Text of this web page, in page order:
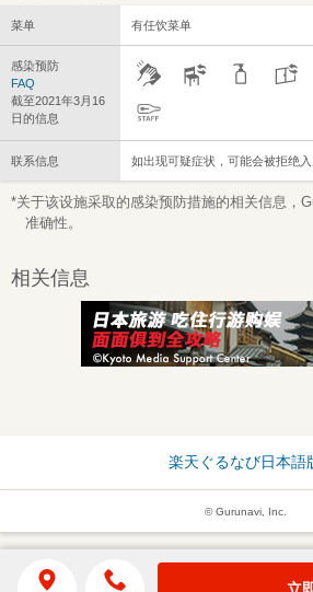
菜单 有任饮菜单
感染预防
FAQ
截至2021年3月16
日的信息
联系信息 如出现可疑症状，可能会被拒绝入
*关于该设施采取的感染预防措施的相关信息，
准确性。
相关信息
楽天ぐるなび日本語
© Gurunavi, Inc.